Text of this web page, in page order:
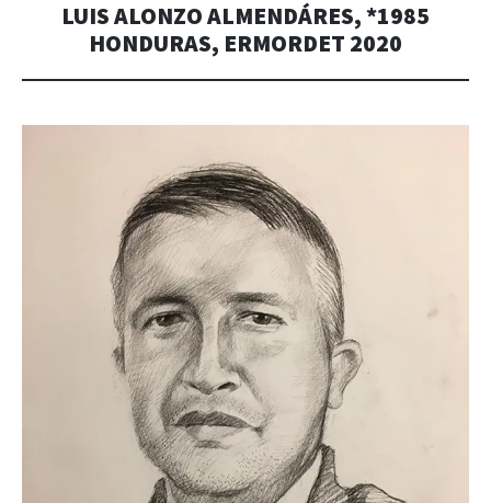
LUIS ALONZO ALMENDÁRES, *1985
HONDURAS, ERMORDET 2020